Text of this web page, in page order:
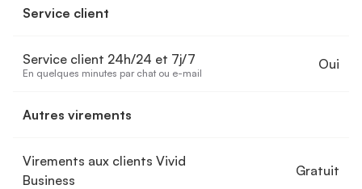
Service client
Service client 24h/24 et 7j/7
En quelques minutes par chat ou e-mail
Oui
Autres virements
Virements aux clients Vivid
Business
Gratuit